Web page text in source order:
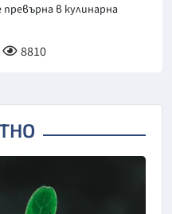
в кулинарна
8810